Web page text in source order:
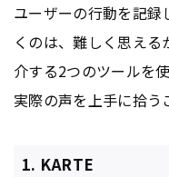
ユーザーの行動を記
くのは、難しく思え
介する2つのツールを
実際の声を上手に拾う
1. KARTE